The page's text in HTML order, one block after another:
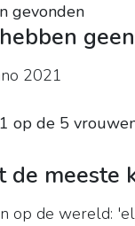
gevonden
2021
1 op de 5
meeste
op de wereld: